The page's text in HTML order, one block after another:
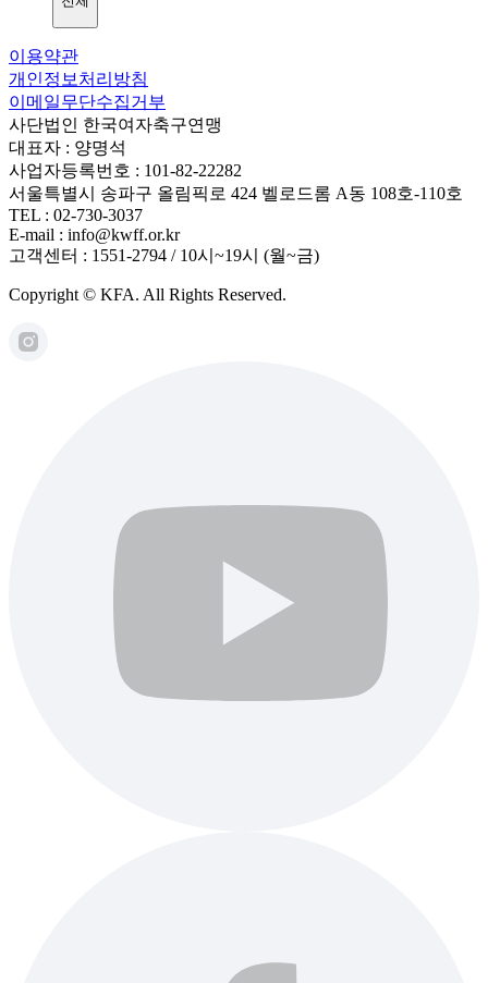
이용약관
개인정보처리방침
이메일무단수집거부
사단법인 한국여자축구연맹
대표자 : 양명석
사업자등록번호 : 101-82-22282
서울특별시 송파구 올림픽로 424 벨로드롬 A동 108호-110호
TEL : 02-730-3037
E-mail : info@kwff.or.kr
고객센터 : 1551-2794 / 10시~19시 (월~금)
Copyright © KFA. All Rights Reserved.